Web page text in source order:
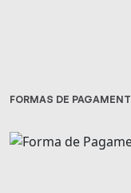
FORMAS DE